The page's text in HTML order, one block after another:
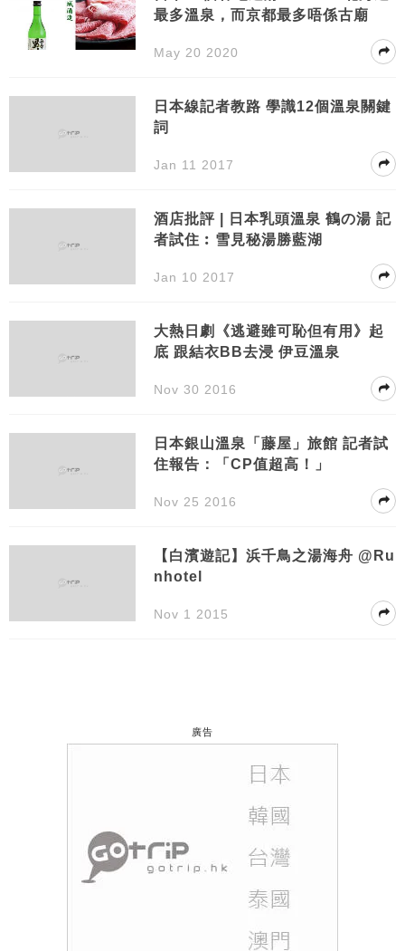
最多溫泉，而京都最多唔係古廟
May 20 2020
日本線記者教路 學識12個溫泉關鍵
詞
Jan 11 2017
酒店批評 | 日本乳頭溫泉 鶴の湯 記
者試住︰雪見秘湯勝藍湖
Jan 10 2017
大熱日劇《逃避雖可恥但有用》起
底 跟結衣BB去浸 伊豆溫泉
Nov 30 2016
日本銀山溫泉「藤屋」旅館 記者試
住報告：「CP值超高！」
Nov 25 2016
【白濱遊記】浜千鳥之湯海舟 @Ru
nhotel
Nov 1 2015
廣告